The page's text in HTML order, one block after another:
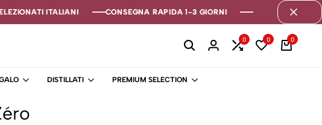
ITALIANI CONSEGNA RAPIDA 1-3 GIORNI
ITALIANI CONSEGNA RAPIDA 1-3 GIORNI
ITALIANI CONSEGNA RAPIDA 1-3 GIORNI
0 0 0
DISTILLATI PREMIUM SELECTION